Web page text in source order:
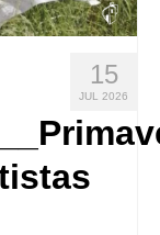
15
JUL 2026